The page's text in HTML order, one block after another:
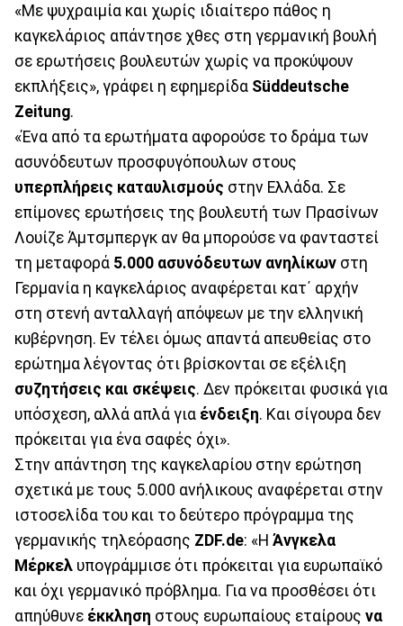
«Με ψυχραιμία και χωρίς ιδιαίτερο πάθος η
καγκελάριος απάντησε χθες στη γερμανική βουλή
σε ερωτήσεις βουλευτών χωρίς να προκύψουν
εκπλήξεις», γράφει η εφημερίδα Süddeutsche
Zeitung.
«Ένα από τα ερωτήματα αφορούσε το δράμα των
ασυνόδευτων προσφυγόπουλων στους
υπερπλήρεις καταυλισμούς στην Ελλάδα. Σε
επίμονες ερωτήσεις της βουλευτή των Πρασίνων
Λουίζε Άμτσμπεργκ αν θα μπορούσε να φανταστεί
τη μεταφορά 5.000 ασυνόδευτων ανηλίκων στη
Γερμανία η καγκελάριος αναφέρεται κατ΄ αρχήν
στη στενή ανταλλαγή απόψεων με την ελληνική
κυβέρνηση. Εν τέλει όμως απαντά απευθείας στο
ερώτημα λέγοντας ότι βρίσκονται σε εξέλιξη
συζητήσεις και σκέψεις. Δεν πρόκειται φυσικά για
υπόσχεση, αλλά απλά για ένδειξη. Και σίγουρα δεν
πρόκειται για ένα σαφές όχι».
Στην απάντηση της καγκελαρίου στην ερώτηση
σχετικά με τους 5.000 ανήλικους αναφέρεται στην
ιστοσελίδα του και το δεύτερο πρόγραμμα της
γερμανικής τηλεόρασης ZDF.de: «Η Άνγκελα
Μέρκελ υπογράμμισε ότι πρόκειται για ευρωπαϊκό
και όχι γερμανικό πρόβλημα. Για να προσθέσει ότι
απηύθυνε έκκληση στους ευρωπαίους εταίρους να